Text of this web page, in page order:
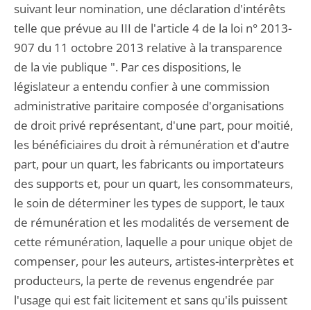
suivant leur nomination, une déclaration d'intérêts
telle que prévue au III de l'article 4 de la loi n° 2013-
907 du 11 octobre 2013 relative à la transparence
de la vie publique ". Par ces dispositions, le
législateur a entendu confier à une commission
administrative paritaire composée d'organisations
de droit privé représentant, d'une part, pour moitié,
les bénéficiaires du droit à rémunération et d'autre
part, pour un quart, les fabricants ou importateurs
des supports et, pour un quart, les consommateurs,
le soin de déterminer les types de support, le taux
de rémunération et les modalités de versement de
cette rémunération, laquelle a pour unique objet de
compenser, pour les auteurs, artistes-interprètes et
producteurs, la perte de revenus engendrée par
l'usage qui est fait licitement et sans qu'ils puissent